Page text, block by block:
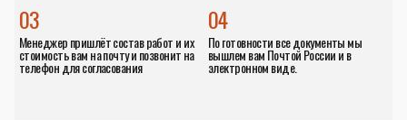
04
По готовности все документы мы
вышлем вам Почтой России и в
электронном виде.
03
Менеджер пришлёт состав работ и их
стоимость вам на почту и позвонит на
телефон для согласования